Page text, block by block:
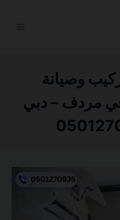
وصيانة
مردف – دبي